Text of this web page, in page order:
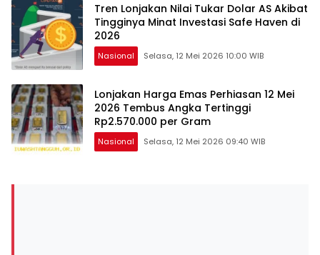
Tren Lonjakan Nilai Tukar Dolar AS Akibat
Tingginya Minat Investasi Safe Haven di
2026
Nasional Selasa, 12 Mei 2026 10:00 WIB
Lonjakan Harga Emas Perhiasan 12 Mei
2026 Tembus Angka Tertinggi
Rp2.570.000 per Gram
Nasional Selasa, 12 Mei 2026 09:40 WIB